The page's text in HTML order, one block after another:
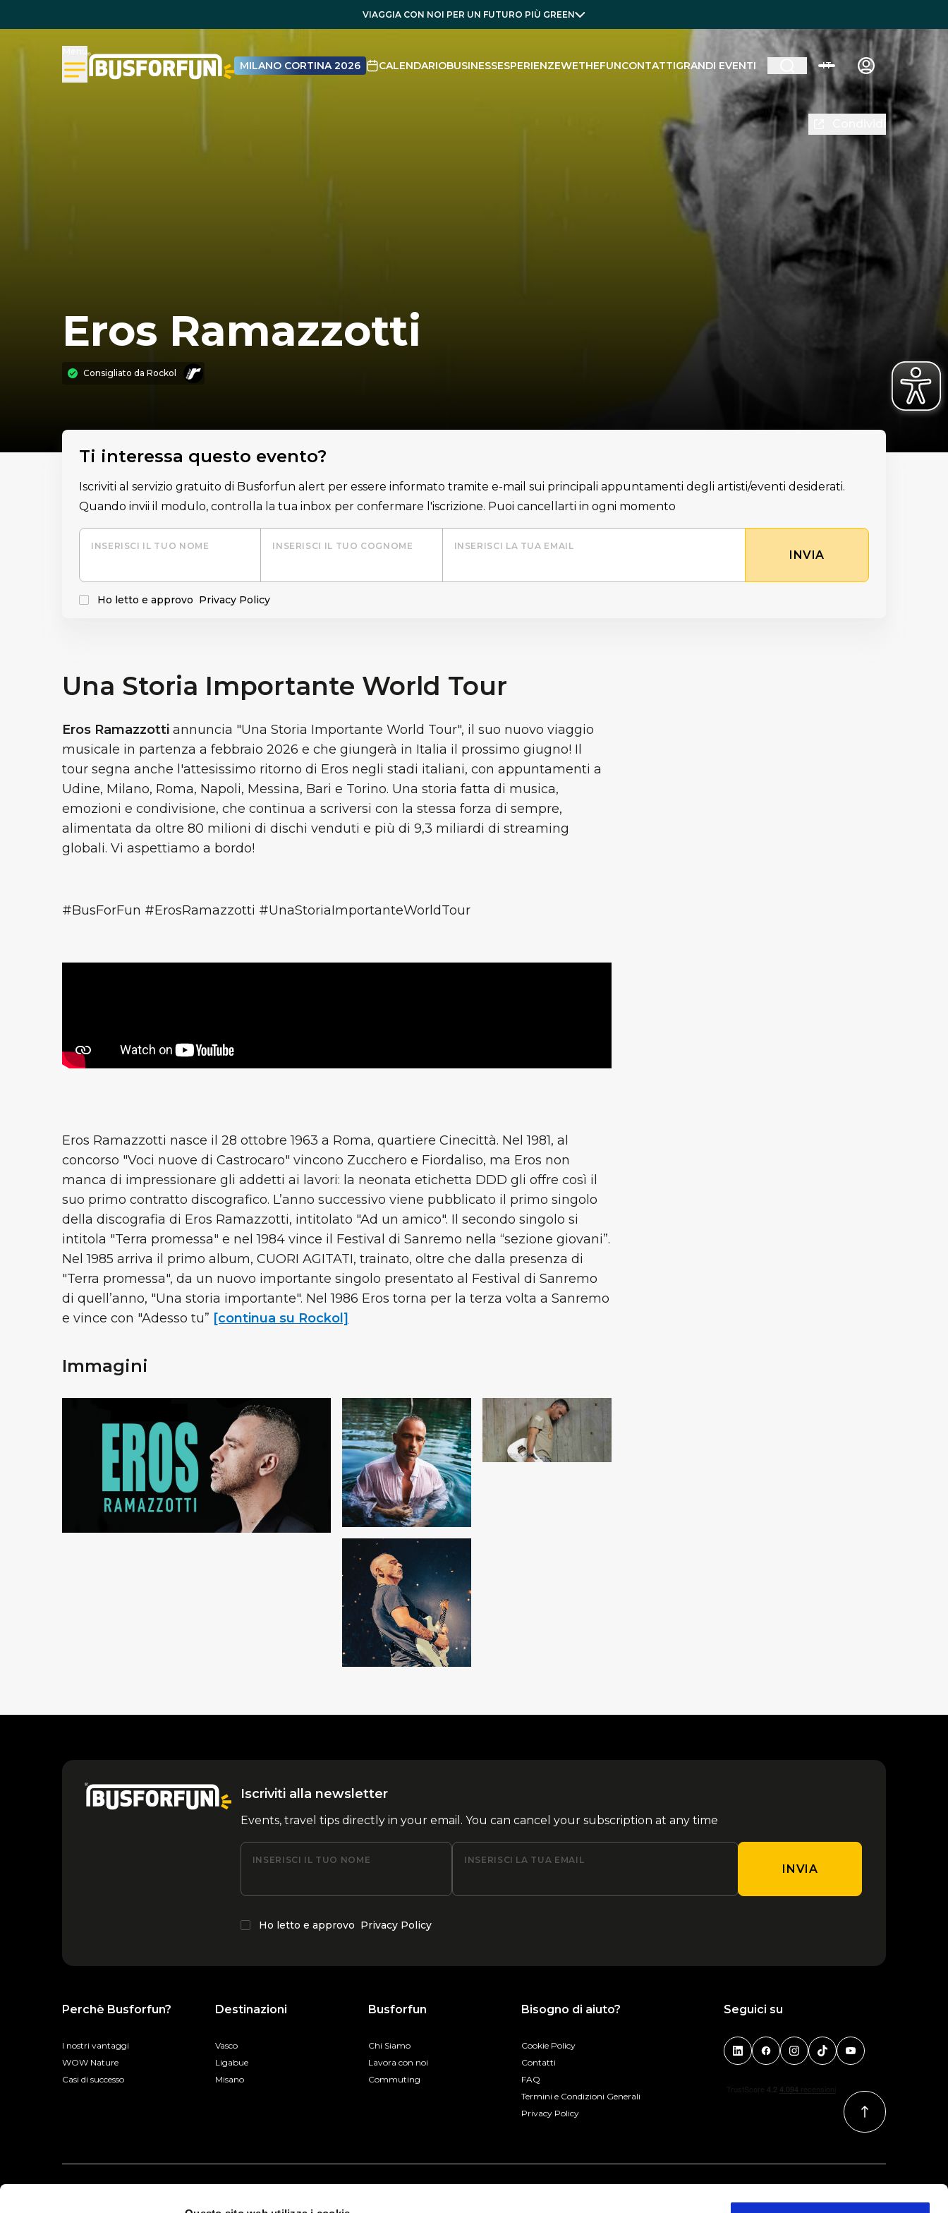
VIAGGIA CON NOI PER UN FUTURO PIÙ GREEN
MILANO CORTINA 2026 CALENDARIOBUSINESSESPERIENZEWETHEFUNCONTATTIGRANDI EVENTI IT
Eros Ramazzotti
Consigliato da Rockol
Ti interessa questo evento?
Iscriviti al servizio gratuito di Busforfun alert per essere informato tramite e-mail sui principali appuntamenti degli artisti/eventi desiderati.
Quando invii il modulo, controlla la tua inbox per confermare l'iscrizione. Puoi cancellarti in ogni momento
INSERISCI IL TUO NOME INSERISCI IL TUO COGNOME INSERISCI LA TUA EMAIL
INVIA
Ho letto e approvo Privacy Policy
Una Storia Importante World Tour
Eros Ramazzotti annuncia "Una Storia Importante World Tour", il suo nuovo viaggio
musicale in partenza a febbraio 2026 e che giungerà in Italia il prossimo giugno! Il
tour segna anche l'attesissimo ritorno di Eros negli stadi italiani, con appuntamenti a
Udine, Milano, Roma, Napoli, Messina, Bari e Torino. Una storia fatta di musica,
emozioni e condivisione, che continua a scriversi con la stessa forza di sempre,
alimentata da oltre 80 milioni di dischi venduti e più di 9,3 miliardi di streaming
globali. Vi aspettiamo a bordo!
#BusForFun #ErosRamazzotti #UnaStoriaImportanteWorldTour
Eros Ramazzotti nasce il 28 ottobre 1963 a Roma, quartiere Cinecittà. Nel 1981, al
concorso "Voci nuove di Castrocaro" vincono Zucchero e Fiordaliso, ma Eros non
manca di impressionare gli addetti ai lavori: la neonata etichetta DDD gli offre così il
suo primo contratto discografico. L’anno successivo viene pubblicato il primo singolo
della discografia di Eros Ramazzotti, intitolato "Ad un amico". Il secondo singolo si
intitola "Terra promessa" e nel 1984 vince il Festival di Sanremo nella “sezione giovani”.
Nel 1985 arriva il primo album, CUORI AGITATI, trainato, oltre che dalla presenza di
"Terra promessa", da un nuovo importante singolo presentato al Festival di Sanremo
di quell’anno, "Una storia importante". Nel 1986 Eros torna per la terza volta a Sanremo
e vince con "Adesso tu” [continua su Rockol]
Immagini
Iscriviti alla newsletter
Events, travel tips directly in your email. You can cancel your subscription at any time
INSERISCI IL TUO NOME INSERISCI LA TUA EMAIL
INVIA
Ho letto e approvo Privacy Policy
Perchè Busforfun?
I nostri vantaggi
WOW Nature
Casi di successo
Destinazioni
Vasco
Ligabue
Misano
Busforfun
Chi Siamo
Lavora con noi
Commuting
Bisogno di aiuto?
Cookie Policy
Contatti
FAQ
Termini e Condizioni Generali
Privacy Policy
Seguici su